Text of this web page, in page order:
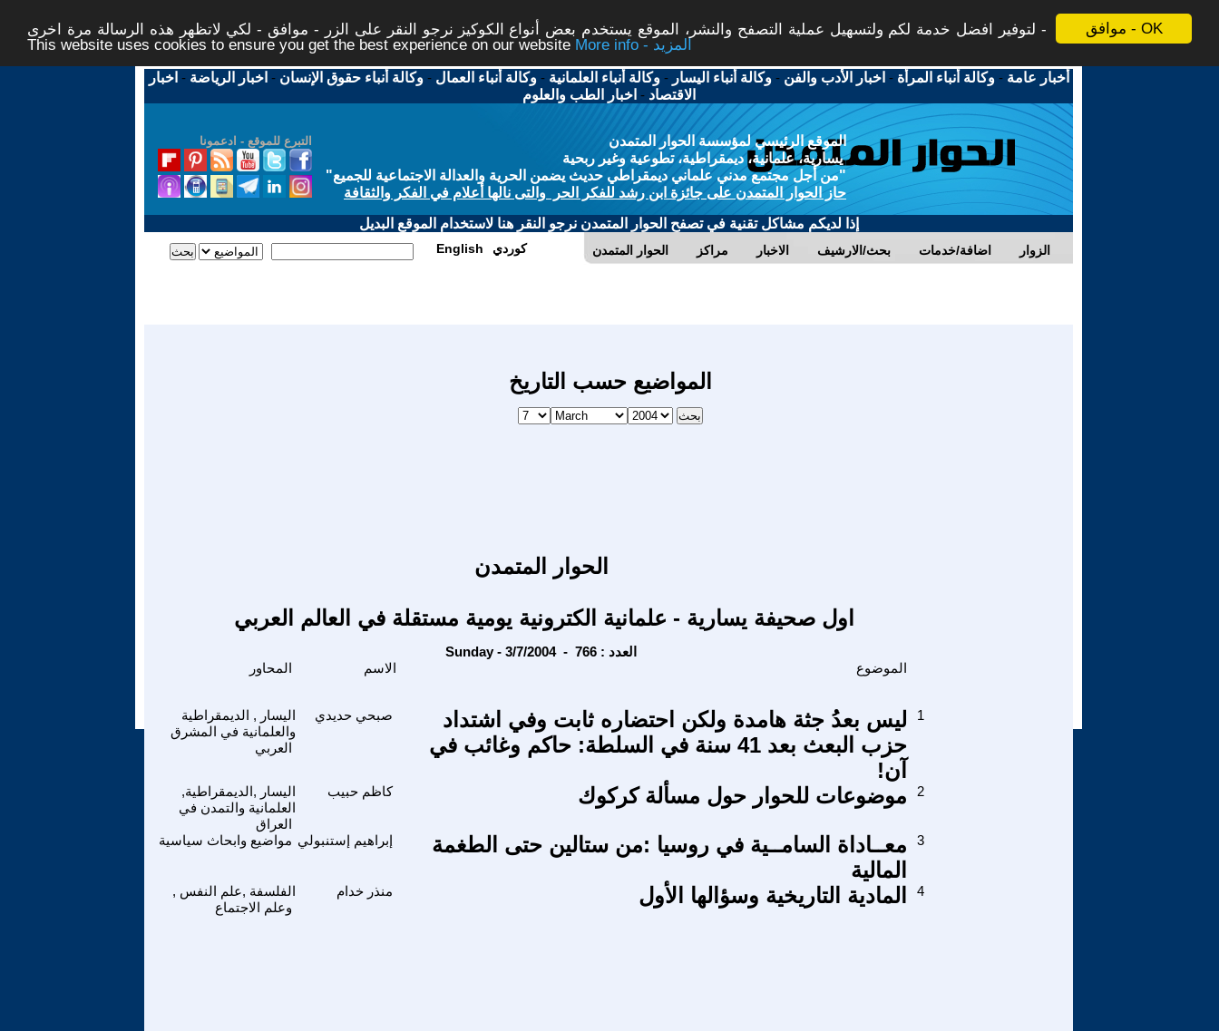
موافق - OK
لتوفير افضل خدمة لكم ولتسهيل عملية التصفح والنشر، الموقع يستخدم بعض أنواع الكوكيز نرجو النقر على الزر - موافق - لكي لاتظهر هذه الرسالة مرة اخرى -
This website uses cookies to ensure you get the best experience on our website
More info - المزيد
أخبار عامة -وكالة أنباء المرأة - اخبار الأدب والفن -وكالة أنباء اليسار -وكالة أنباء العلمانية -وكالة أنباء العمال -وكالة أنباء حقوق الإنسان - اخبار الرياضة - اخبار
الاقتصاد - اخبار الطب والعلوم
التبرع للموقع - ادعمونا
الموقع الرئيسي لمؤسسة الحوار المتمدن
يسارية، علمانية، ديمقراطية، تطوعية وغير ربحية
"من أجل مجتمع مدني علماني ديمقراطي حديث يضمن الحرية والعدالة الاجتماعية للجميع"
حاز الحوار المتمدن على جائزة ابن رشد للفكر الحر والتى نالها أعلام في الفكر والثقافة
إذا لديكم مشاكل تقنية في تصفح الحوار المتمدن نرجو النقر هنا لاستخدام الموقع البديل
الحوار المتمدن مراكز الاخبار بحث/الارشيف اضافة/خدمات الزوار English كوردي
المواضيع حسب التاريخ
الحوار المتمدن
اول صحيفة يسارية - علمانية الكترونية يومية مستقلة في العالم العربي
Sunday - 3/7/2004 - العدد : 766
الاسم الموضوع
اليسار , الديمقراطية
والعلمانية في المشرق
العربي
صبحي حديدي
ليس بعدُ جثة هامدة ولكن احتضاره ثابت وفي اشتداد
حزب البعث بعد 41 سنة في السلطة: حاكم وغائب في
آن!
1
اليسار ,الديمقراطية,
العلمانية والتمدن في
العراق
كاظم حبيب موضوعات للحوار حول مسألة كركوك 2
مواضيع وابحاث سياسية إبراهيم إستنبولي
معــاداة السامــية في روسيا :من ستالين حتى الطغمة
المالية
3
الفلسفة ,علم النفس ,
وعلم الاجتماع
منذر خدام المادية التاريخية وسؤالها الأول 4